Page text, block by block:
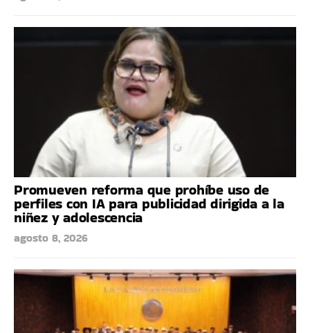
Promueven reforma que prohíbe uso de
perfiles con IA para publicidad dirigida a la
niñez y adolescencia
agosto 8, 2026